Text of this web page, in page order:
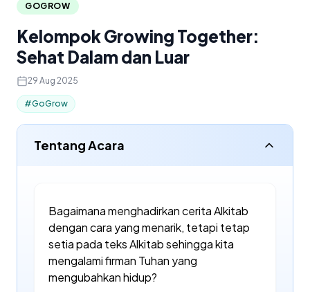
GOGROW
Kelompok Growing Together:
Sehat Dalam dan Luar
29 Aug 2025
#GoGrow
Tentang Acara
Bagaimana menghadirkan cerita Alkitab
dengan cara yang menarik, tetapi tetap
setia pada teks Alkitab sehingga kita
mengalami firman Tuhan yang
mengubahkan hidup?